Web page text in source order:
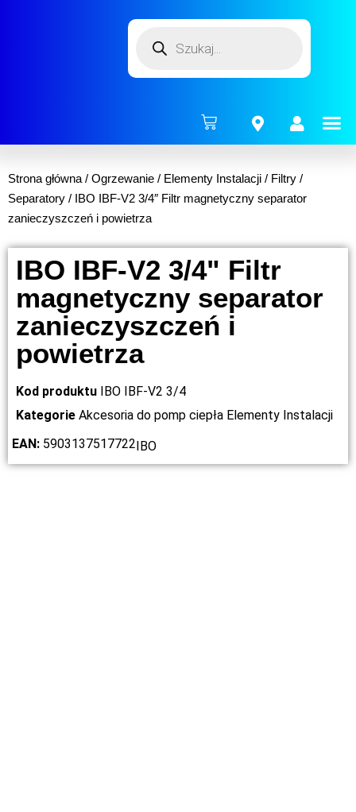
Strona główna / Ogrzewanie / Elementy Instalacji / Filtry /
Separatory / IBO IBF-V2 3/4″ Filtr magnetyczny separator
zanieczyszczeń i powietrza
IBO IBF-V2 3/4" Filtr
magnetyczny separator
zanieczyszczeń i
powietrza
Kod produktu IBO IBF-V2 3/4
Kategorie Akcesoria do pomp ciepła Elementy Instalacji
EAN: 5903137517722IBO